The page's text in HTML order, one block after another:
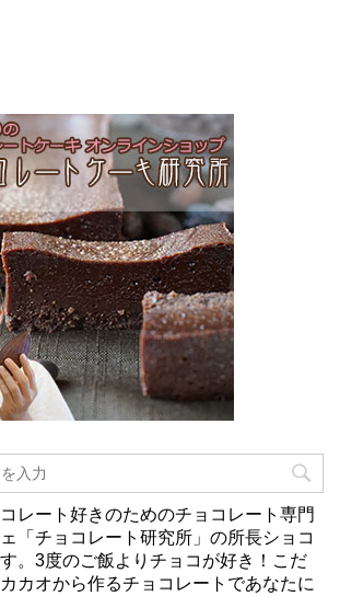
レート好きのためのチョコレート専門
「チョコレート研究所」の所長ショコ
。3度のご飯よりチョコが好き！こだ
カオから作るチョコレートであなたに